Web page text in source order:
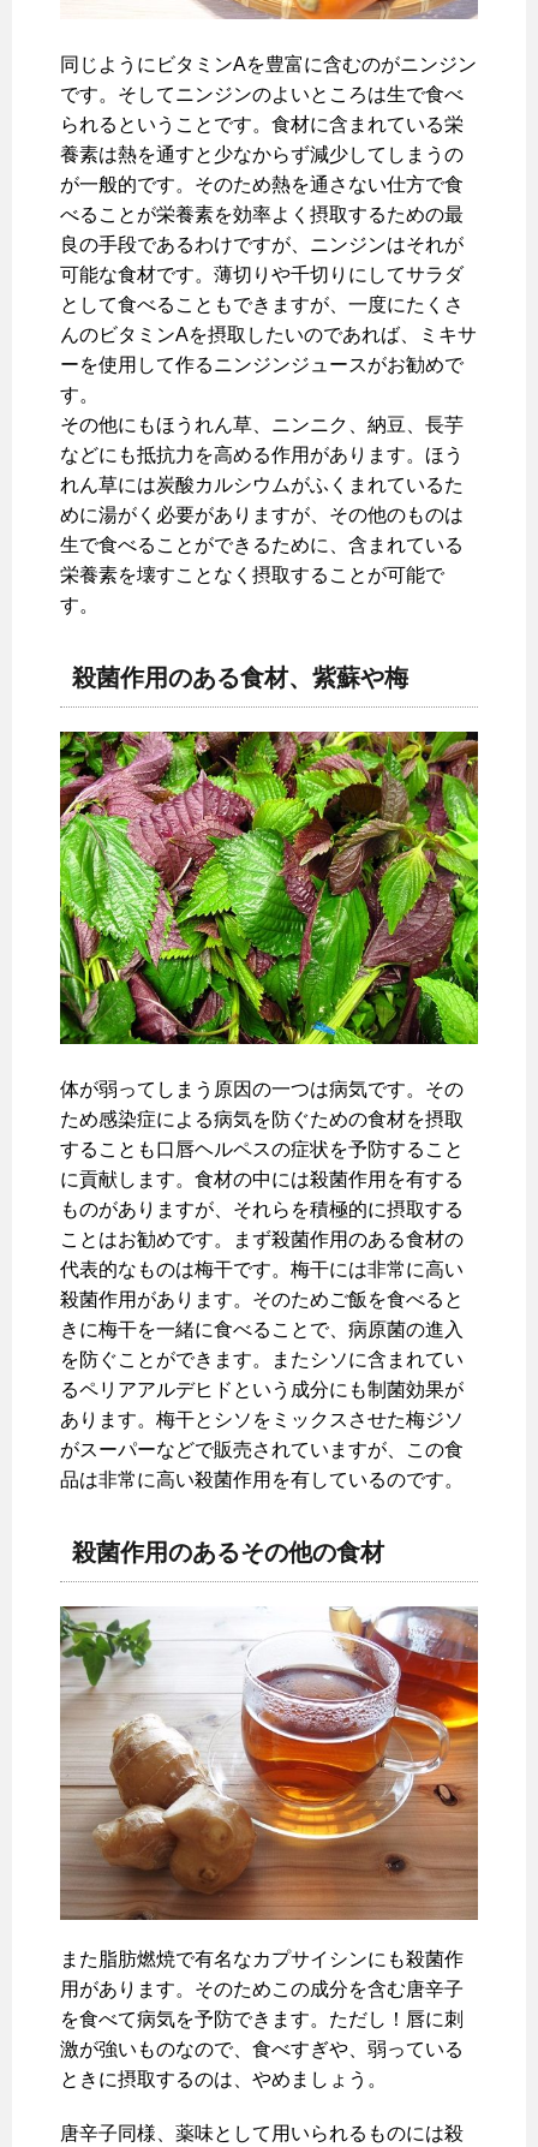
同じようにビタミンAを豊富に含むのがニンジン
です。そしてニンジンのよいところは生で食べ
られるということです。食材に含まれている栄
養素は熱を通すと少なからず減少してしまうの
が一般的です。そのため熱を通さない仕方で食
べることが栄養素を効率よく摂取するための最
良の手段であるわけですが、ニンジンはそれが
可能な食材です。薄切りや千切りにしてサラダ
として食べることもできますが、一度にたくさ
んのビタミンAを摂取したいのであれば、ミキサ
ーを使用して作るニンジンジュースがお勧めで
す。
その他にもほうれん草、ニンニク、納豆、長芋
などにも抵抗力を高める作用があります。ほう
れん草には炭酸カルシウムがふくまれているた
めに湯がく必要がありますが、その他のものは
生で食べることができるために、含まれている
栄養素を壊すことなく摂取することが可能で
す。
殺菌作用のある食材、紫蘇や梅
体が弱ってしまう原因の一つは病気です。その
ため感染症による病気を防ぐための食材を摂取
することも口唇ヘルペスの症状を予防すること
に貢献します。食材の中には殺菌作用を有する
ものがありますが、それらを積極的に摂取する
ことはお勧めです。まず殺菌作用のある食材の
代表的なものは梅干です。梅干には非常に高い
殺菌作用があります。そのためご飯を食べると
きに梅干を一緒に食べることで、病原菌の進入
を防ぐことができます。またシソに含まれてい
るペリアアルデヒドという成分にも制菌効果が
あります。梅干とシソをミックスさせた梅ジソ
がスーパーなどで販売されていますが、この食
品は非常に高い殺菌作用を有しているのです。
殺菌作用のあるその他の食材
また脂肪燃焼で有名なカプサイシンにも殺菌作
用があります。そのためこの成分を含む唐辛子
を食べて病気を予防できます。ただし！唇に刺
激が強いものなので、食べすぎや、弱っている
ときに摂取するのは、やめましょう。
唐辛子同様、薬味として用いられるものには殺